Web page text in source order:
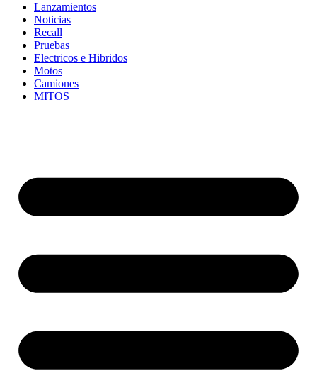
Lanzamientos
Noticias
Recall
Pruebas
Electricos e Hibridos
Motos
Camiones
MITOS